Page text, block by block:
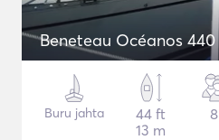
Beneteau Océanos 440
Buru jahta
44 ft
13 m
8